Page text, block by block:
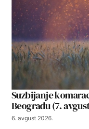
Suzbijanje
Beogradu (7.
6. avgust 2026.